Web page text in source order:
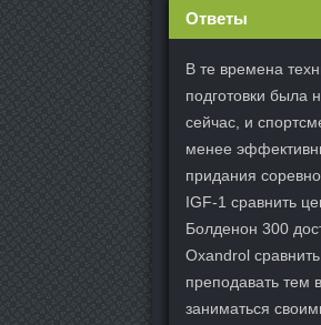
Ответы
В те времена
подготовки была
сейчас, и
менее
придания
IGF-1 сравнить
Болденон 300
Oxandrol
преподавать тем
заниматься